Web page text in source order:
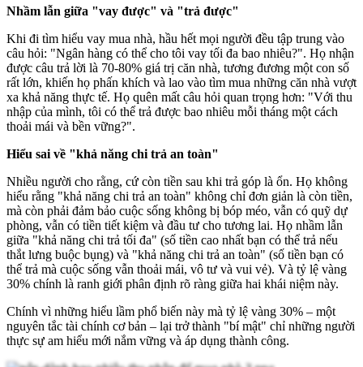
Nhầm lẫn giữa "vay được" và "trả được"
Khi đi tìm hiểu vay mua nhà, hầu hết mọi người đều tập trung vào
câu hỏi: "Ngân hàng có thể cho tôi vay tối đa bao nhiêu?". Họ nhận
được câu trả lời là 70-80% giá trị căn nhà, tương đương một con số
rất lớn, khiến họ phấn khích và lao vào tìm mua những căn nhà vượt
xa khả năng thực tế. Họ quên mất câu hỏi quan trọng hơn: "Với thu
nhập của mình, tôi có thể trả được bao nhiêu mỗi tháng một cách
thoải mái và bền vững?".
Hiểu sai về "khả năng chi trả an toàn"
Nhiều người cho rằng, cứ còn tiền sau khi trả góp là ổn. Họ không
hiểu rằng "khả năng chi trả an toàn" không chỉ đơn giản là còn tiền,
mà còn phải đảm bảo cuộc sống không bị bóp méo, vẫn có quỹ dự
phòng, vẫn có tiền tiết kiệm và đầu tư cho tương lai. Họ nhầm lẫn
giữa "khả năng chi trả tối đa" (số tiền cao nhất bạn có thể trả nếu
thắt lưng buộc bụng) và "khả năng chi trả an toàn" (số tiền bạn có
thể trả mà cuộc sống vẫn thoải mái, vô tư và vui vẻ). Và tỷ lệ vàng
30% chính là ranh giới phân định rõ ràng giữa hai khái niệm này.
Chính vì những hiểu lầm phổ biến này mà tỷ lệ vàng 30% – một
nguyên tắc tài chính cơ bản – lại trở thành "bí mật" chỉ những người
thực sự am hiểu mới nắm vững và áp dụng thành công.